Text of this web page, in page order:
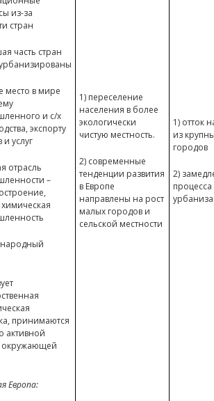
из-за
стран
часть стран
место в мире
и с/х
экспорту
и услуг
отрасль
–
химическая
принимаются
активной
окружающей
Европа:
1) переселение
населения в более
экологически
чистую местность.
2) современные
тенденции развития
в Европе
направлены на рост
малых городов и
сельской местности
1) отток
из
городов
2)
процесса